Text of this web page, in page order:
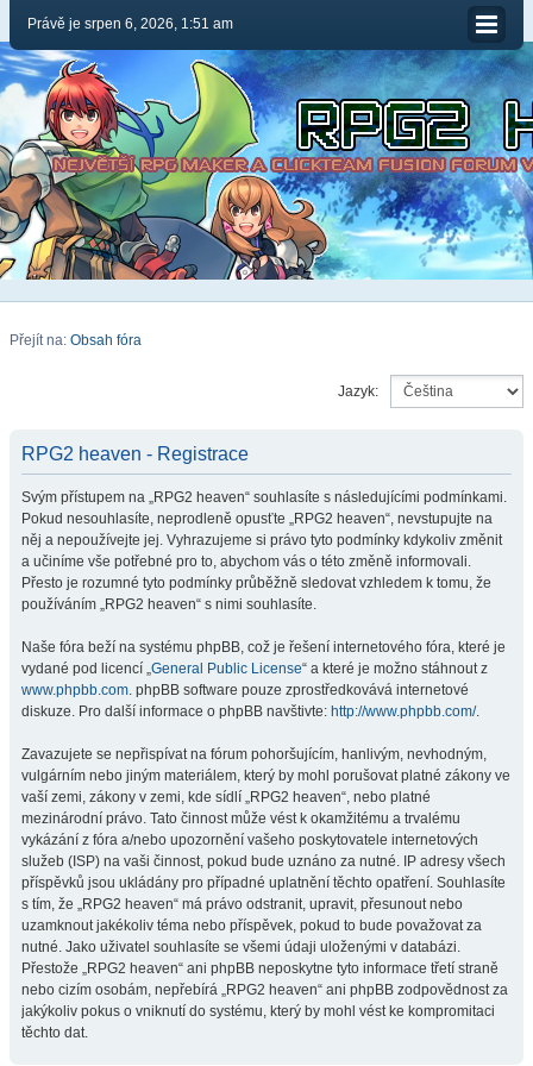
Právě je srpen 6, 2026, 1:51 am
Přejít na: Obsah fóra
Jazyk:
RPG2 heaven - Registrace
Svým přístupem na „RPG2 heaven“ souhlasíte s následujícími podmínkami.
Pokud nesouhlasíte, neprodleně opusťte „RPG2 heaven“, nevstupujte na
něj a nepoužívejte jej. Vyhrazujeme si právo tyto podmínky kdykoliv změnit
a učiníme vše potřebné pro to, abychom vás o této změně informovali.
Přesto je rozumné tyto podmínky průběžně sledovat vzhledem k tomu, že
používáním „RPG2 heaven“ s nimi souhlasíte.
Naše fóra beží na systému phpBB, což je řešení internetového fóra, které je
vydané pod licencí „General Public License“ a které je možno stáhnout z
www.phpbb.com. phpBB software pouze zprostředkovává internetové
diskuze. Pro další informace o phpBB navštivte: http://www.phpbb.com/.
Zavazujete se nepřispívat na fórum pohoršujícím, hanlivým, nevhodným,
vulgárním nebo jiným materiálem, který by mohl porušovat platné zákony ve
vaší zemi, zákony v zemi, kde sídlí „RPG2 heaven“, nebo platné
mezinárodní právo. Tato činnost může vést k okamžitému a trvalému
vykázání z fóra a/nebo upozornění vašeho poskytovatele internetových
služeb (ISP) na vaši činnost, pokud bude uznáno za nutné. IP adresy všech
příspěvků jsou ukládány pro případné uplatnění těchto opatření. Souhlasíte
s tím, že „RPG2 heaven“ má právo odstranit, upravit, přesunout nebo
uzamknout jakékoliv téma nebo příspěvek, pokud to bude považovat za
nutné. Jako uživatel souhlasíte se všemi údaji uloženými v databázi.
Přestože „RPG2 heaven“ ani phpBB neposkytne tyto informace třetí straně
nebo cizím osobám, nepřebírá „RPG2 heaven“ ani phpBB zodpovědnost za
jakýkoliv pokus o vniknutí do systému, který by mohl vést ke kompromitaci
těchto dat.